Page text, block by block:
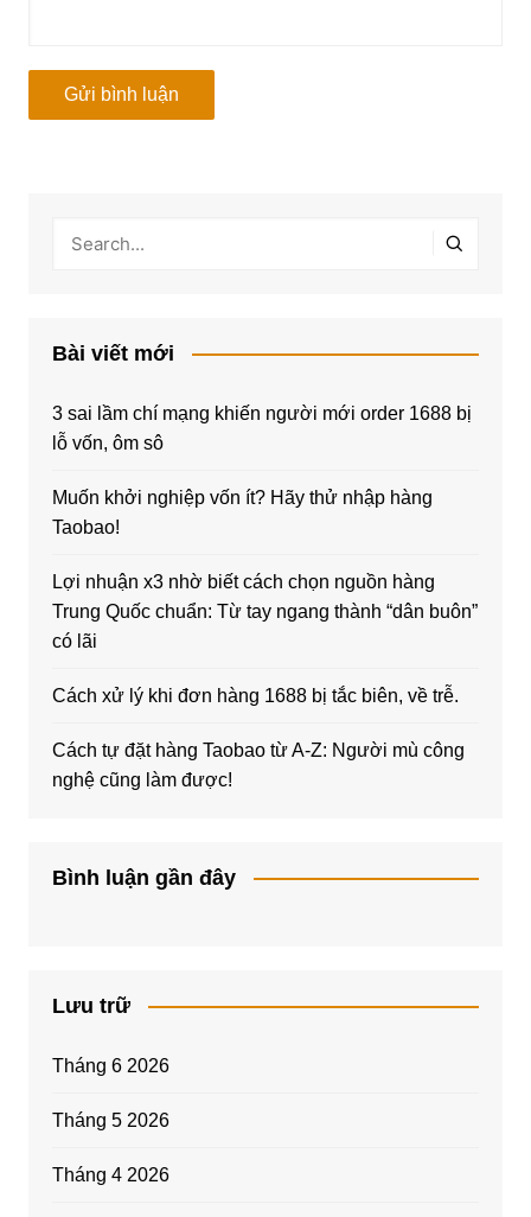
Bài viết mới
3 sai lầm chí mạng khiến người mới order 1688 bị
lỗ vốn, ôm sô
Muốn khởi nghiệp vốn ít? Hãy thử nhập hàng
Taobao!
Lợi nhuận x3 nhờ biết cách chọn nguồn hàng
Trung Quốc chuẩn: Từ tay ngang thành “dân buôn”
có lãi
Cách xử lý khi đơn hàng 1688 bị tắc biên, về trễ.
Cách tự đặt hàng Taobao từ A-Z: Người mù công
nghệ cũng làm được!
Bình luận gần đây
Lưu trữ
Tháng 6 2026
Tháng 5 2026
Tháng 4 2026